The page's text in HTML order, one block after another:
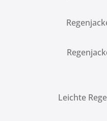
Leichte